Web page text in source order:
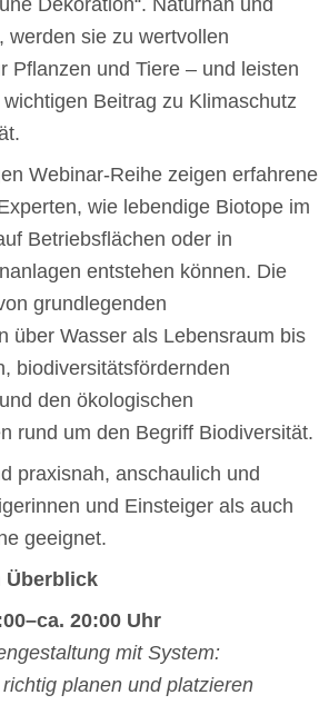
Dekoration“. Naturnah und
werden sie zu wertvollen
Pflanzen und Tiere – und leisten
Beitrag zu Klimaschutz
Webinar-Reihe zeigen erfahrene
wie lebendige Biotope im
Betriebsflächen oder in
entstehen können. Die
grundlegenden
über Wasser als Lebensraum bis
biodiversitätsfördernden
den ökologischen
rund um den Begriff Biodiversität.
praxisnah, anschaulich und
und Einsteiger als auch
geeignet.
Überblick
20:00 Uhr
mit System:
planen und platzieren